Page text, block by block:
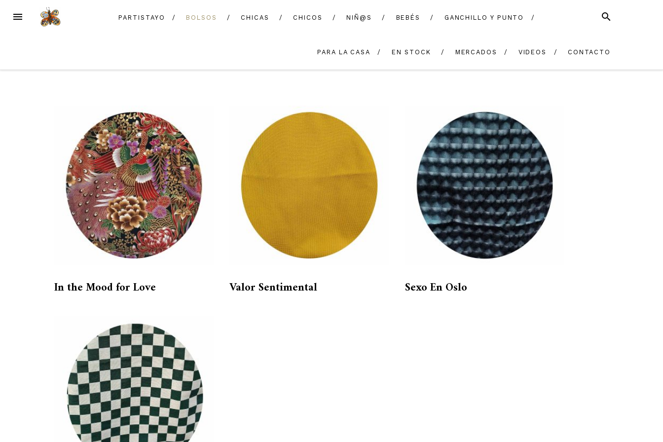
MENU SEARCH
CONTACTO
PARTISTAYO BOLSOS CHICAS CHICOS NIÑ@S BEBÉS GANCHILLO Y PUNTO
PARA LA CASA EN STOCK MERCADOS VIDEOS CONTACTO
In the Mood for Love Valor Sentimental Sexo En Oslo